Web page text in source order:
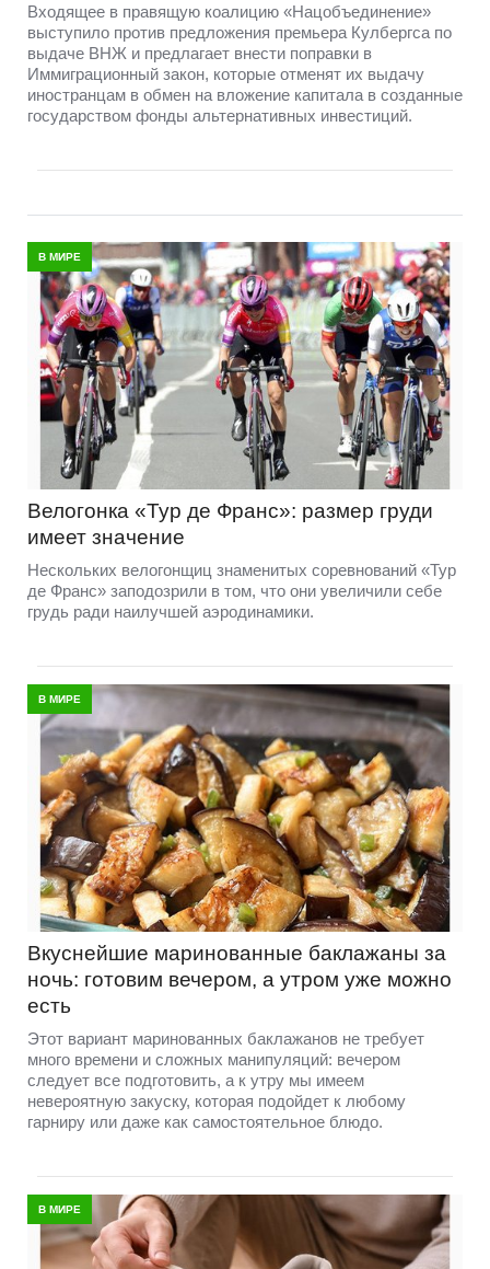
Входящее в правящую коалицию «Нацобъединение»
выступило против предложения премьера Кулбергса по
выдаче ВНЖ и предлагает внести поправки в
Иммиграционный закон, которые отменят их выдачу
иностранцам в обмен на вложение капитала в созданные
государством фонды альтернативных инвестиций.
В МИРЕ
Велогонка «Тур де Франс»: размер груди
имеет значение
Нескольких велогонщиц знаменитых соревнований «Тур
де Франс» заподозрили в том, что они увеличили себе
грудь ради наилучшей аэродинамики.
В МИРЕ
Вкуснейшие маринованные баклажаны за
ночь: готовим вечером, а утром уже можно
есть
Этот вариант маринованных баклажанов не требует
много времени и сложных манипуляций: вечером
следует все подготовить, а к утру мы имеем
невероятную закуску, которая подойдет к любому
гарниру или даже как самостоятельное блюдо.
В МИРЕ